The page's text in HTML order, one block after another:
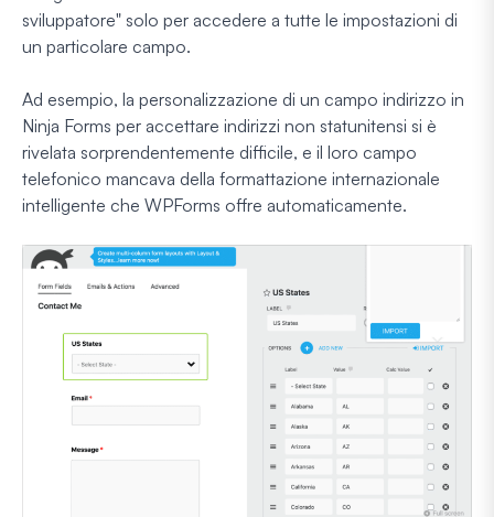
sviluppatore" solo per accedere a tutte le impostazioni di
un particolare campo.
Ad esempio, la personalizzazione di un campo indirizzo in
Ninja Forms per accettare indirizzi non statunitensi si è
rivelata sorprendentemente difficile, e il loro campo
telefonico mancava della formattazione internazionale
intelligente che WPForms offre automaticamente.